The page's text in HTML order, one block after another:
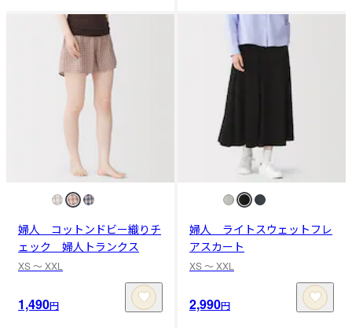
婦人 コットンドビー織りチ
ェック 婦人トランクス
XS 〜 XXL
1,490円
婦人 ライトスウェットフレ
アスカート
XS 〜 XXL
2,990円